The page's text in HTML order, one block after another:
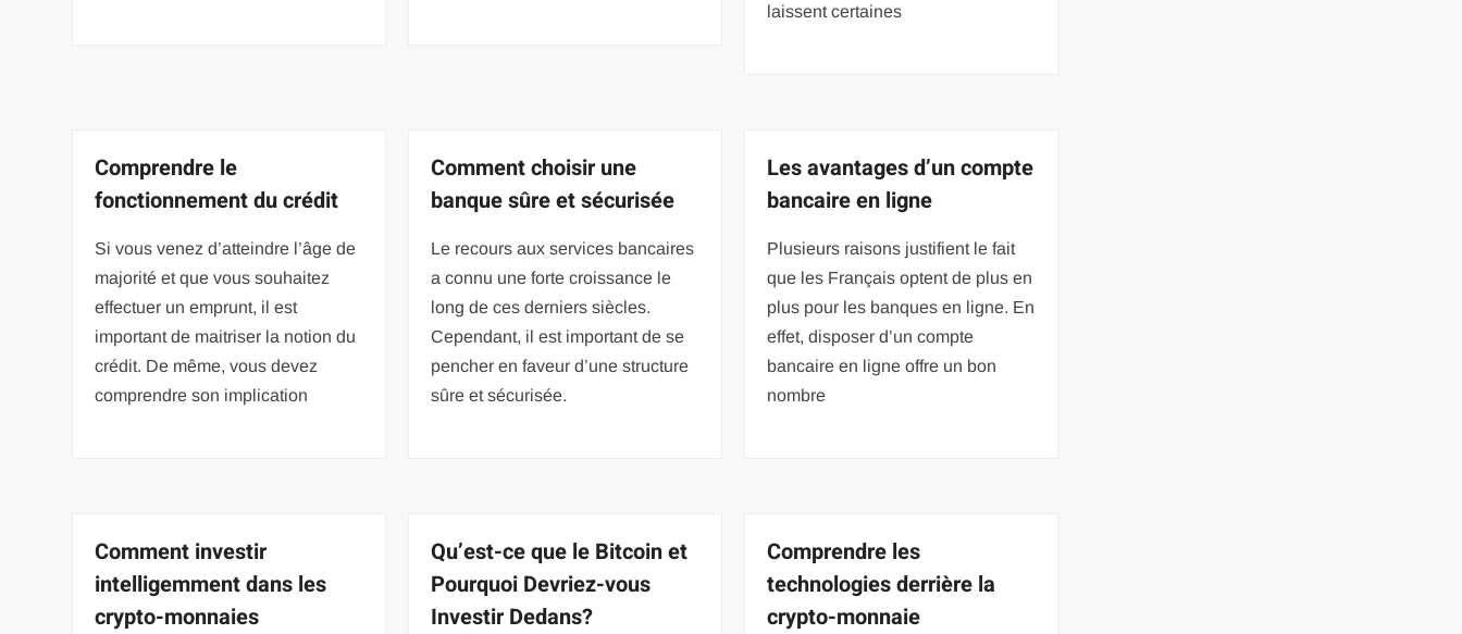
laissent certaines
Comprendre le
fonctionnement du crédit
Si vous venez d’atteindre l’âge de
majorité et que vous souhaitez
effectuer un emprunt, il est
important de maitriser la notion du
crédit. De même, vous devez
comprendre son implication
Comment choisir une
banque sûre et sécurisée
Le recours aux services bancaires
a connu une forte croissance le
long de ces derniers siècles.
Cependant, il est important de se
pencher en faveur d’une structure
sûre et sécurisée.
Les avantages d’un compte
bancaire en ligne
Plusieurs raisons justifient le fait
que les Français optent de plus en
plus pour les banques en ligne. En
effet, disposer d’un compte
bancaire en ligne offre un bon
nombre
Comment investir
intelligemment dans les
crypto-monnaies
Qu’est-ce que le Bitcoin et
Pourquoi Devriez-vous
Investir Dedans?
Comprendre les
technologies derrière la
crypto-monnaie